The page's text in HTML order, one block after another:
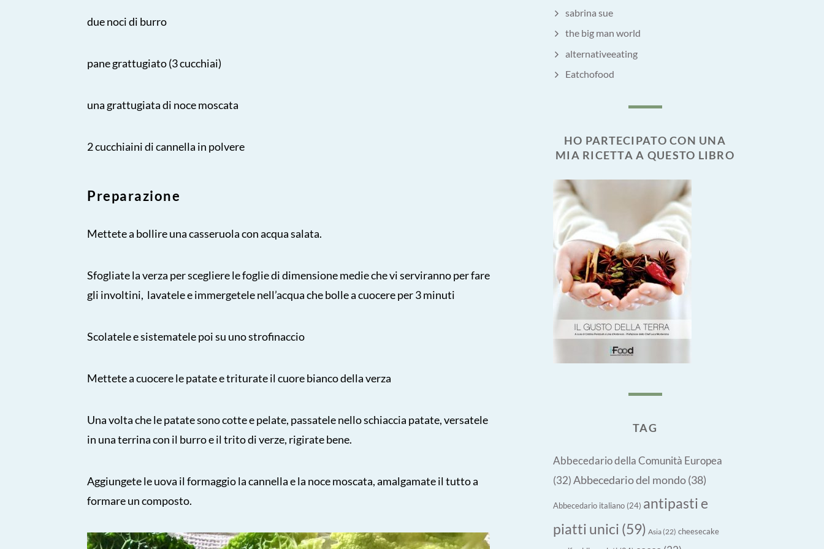
due noci di burro
pane grattugiato (3 cucchiai)
una grattugiata di noce moscata
2 cucchiaini di cannella in polvere
Preparazione
Mettete a bollire una casseruola con acqua salata.
Sfogliate la verza per scegliere le foglie di dimensione medie che vi serviranno per fare
gli involtini, lavatele e immergetele nell’acqua che bolle a cuocere per 3 minuti
Scolatele e sistematele poi su uno strofinaccio
Mettete a cuocere le patate e triturate il cuore bianco della verza
Una volta che le patate sono cotte e pelate, passatele nello schiaccia patate, versatele
in una terrina con il burro e il trito di verze, rigirate bene.
Aggiungete le uova il formaggio la cannella e la noce moscata, amalgamate il tutto a
formare un composto.
sabrina sue
the big man world
alternativeeating
Eatchofood
HO PARTECIPATO CON UNA
MIA RICETTA A QUESTO LIBRO
TAG
Abbecedario della Comunità Europea
(32) Abbecedario del mondo(38)
Abbecedario italiano (24) antipasti e
piatti unici (59) Asia(22) cheesecake